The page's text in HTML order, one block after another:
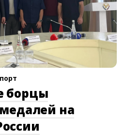
борцы
на